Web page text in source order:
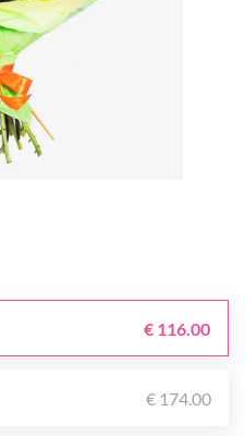
€ 116.00
€ 174.00